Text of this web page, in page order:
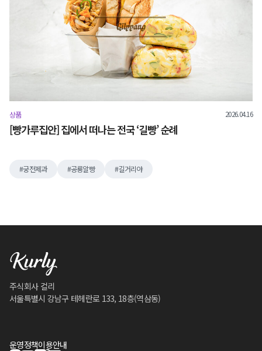
상품 2026.04.16
[빵가루집안] 집에서 떠나는 전국 ‘길빵’ 순례
궁전제과 공룡알빵 길거리야
주식회사 컬리
서울특별시 강남구 테헤란로 133, 18층(역삼동)
운영정책이용안내